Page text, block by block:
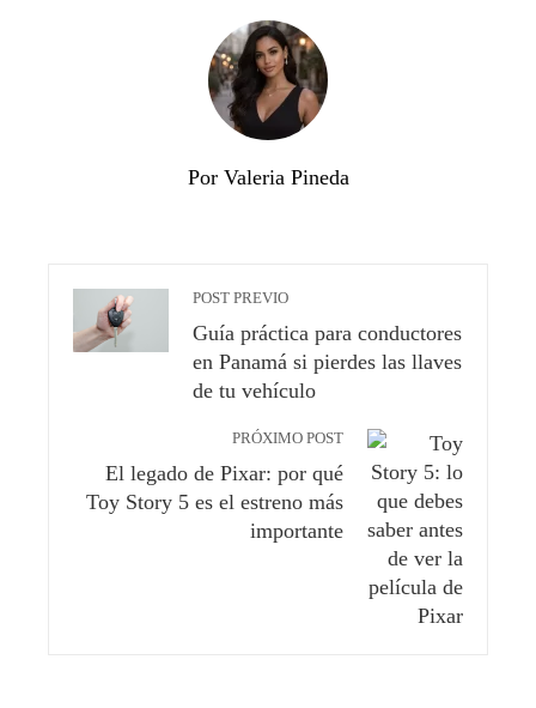
Por Valeria Pineda
POST PREVIO
Guía práctica para conductores
en Panamá si pierdes las llaves
de tu vehículo
PRÓXIMO POST
El legado de Pixar: por qué
Toy Story 5 es el estreno más
importante